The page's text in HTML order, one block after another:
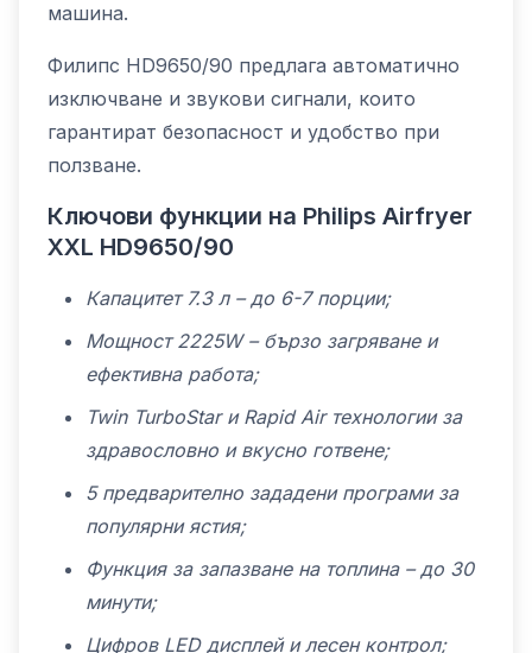
машина.
Филипс HD9650/90 предлага автоматично
изключване и звукови сигнали, които
гарантират безопасност и удобство при
ползване.
Ключови функции на Philips Airfryer
XXL HD9650/90
Капацитет 7.3 л – до 6-7 порции;
Мощност 2225W – бързо загряване и
ефективна работа;
Twin TurboStar и Rapid Air технологии за
здравословно и вкусно готвене;
5 предварително зададени програми за
популярни ястия;
Функция за запазване на топлина – до 30
минути;
Цифров LED дисплей и лесен контрол;